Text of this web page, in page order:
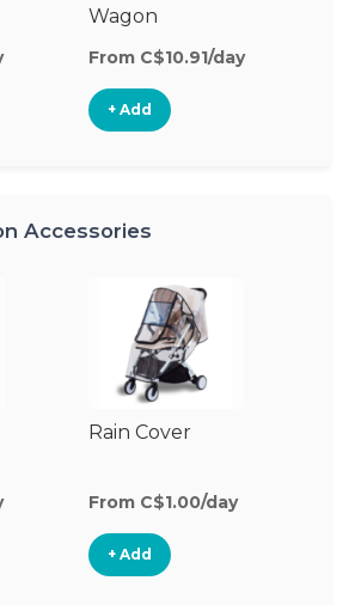
Wagon
From C$10.91/day
+ Add
Accessories
Rain Cover
From C$1.00/day
+ Add